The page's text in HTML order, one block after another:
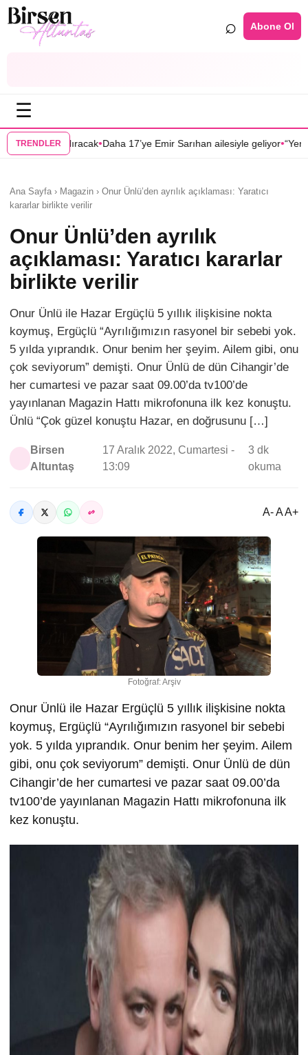
⌕ Abone Ol
☰
TRENDLER
•Daha 17’ye Emir Sarıhan ailesiyle geliyor•“Yeraltı” dizisinin
Ana Sayfa › Magazin › Onur Ünlü’den ayrılık açıklaması: Yaratıcı
kararlar birlikte verilir
Onur Ünlü’den ayrılık
açıklaması: Yaratıcı kararlar
birlikte verilir
Onur Ünlü ile Hazar Ergüçlü 5 yıllık ilişkisine nokta
koymuş, Ergüçlü “Ayrılığımızın rasyonel bir sebebi yok.
5 yılda yıprandık. Onur benim her şeyim. Ailem gibi, onu
çok seviyorum” demişti. Onur Ünlü de dün Cihangir’de
her cumartesi ve pazar saat 09.00’da tv100’de
yayınlanan Magazin Hattı mikrofonuna ilk kez konuştu.
Ünlü “Çok güzel konuştu Hazar, en doğrusunu […]
Birsen
Altuntaş
17 Aralık 2022, Cumartesi -
13:09
3 dk
okuma
A- A A+
Fotoğraf: Arşiv
Onur Ünlü ile Hazar Ergüçlü 5 yıllık ilişkisine nokta
koymuş, Ergüçlü “Ayrılığımızın rasyonel bir sebebi
yok. 5 yılda yıprandık. Onur benim her şeyim. Ailem
gibi, onu çok seviyorum” demişti. Onur Ünlü de dün
Cihangir’de her cumartesi ve pazar saat 09.00’da
tv100’de yayınlanan Magazin Hattı mikrofonuna ilk
kez konuştu.